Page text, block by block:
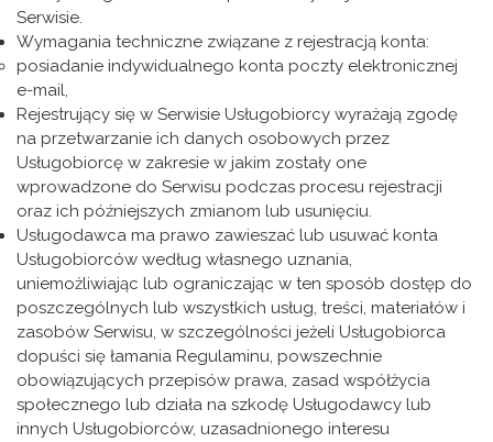
Serwisie.
Wymagania techniczne związane z rejestracją konta:
posiadanie indywidualnego konta poczty elektronicznej
e-mail,
Rejestrujący się w Serwisie Usługobiorcy wyrażają zgodę
na przetwarzanie ich danych osobowych przez
Usługobiorcę w zakresie w jakim zostały one
wprowadzone do Serwisu podczas procesu rejestracji
oraz ich późniejszych zmianom lub usunięciu.
Usługodawca ma prawo zawieszać lub usuwać konta
Usługobiorców według własnego uznania,
uniemożliwiając lub ograniczając w ten sposób dostęp do
poszczególnych lub wszystkich usług, treści, materiałów i
zasobów Serwisu, w szczególności jeżeli Usługobiorca
dopuści się łamania Regulaminu, powszechnie
obowiązujących przepisów prawa, zasad współżycia
społecznego lub działa na szkodę Usługodawcy lub
innych Usługobiorców, uzasadnionego interesu